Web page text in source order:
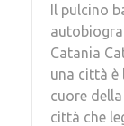
Il pulcino
Catania
una città è
cuore
città che